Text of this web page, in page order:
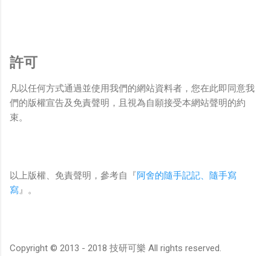
許可
凡以任何方式通過並使用我們的網站資料者，您在此即同意我
們的版權宣告及免責聲明，且視為自願接受本網站聲明的約
束。
以上版權、免責聲明，參考自『阿舍的隨手記記、隨手寫
寫』。
Copyright © 2013 - 2018 技研可樂 All rights reserved.